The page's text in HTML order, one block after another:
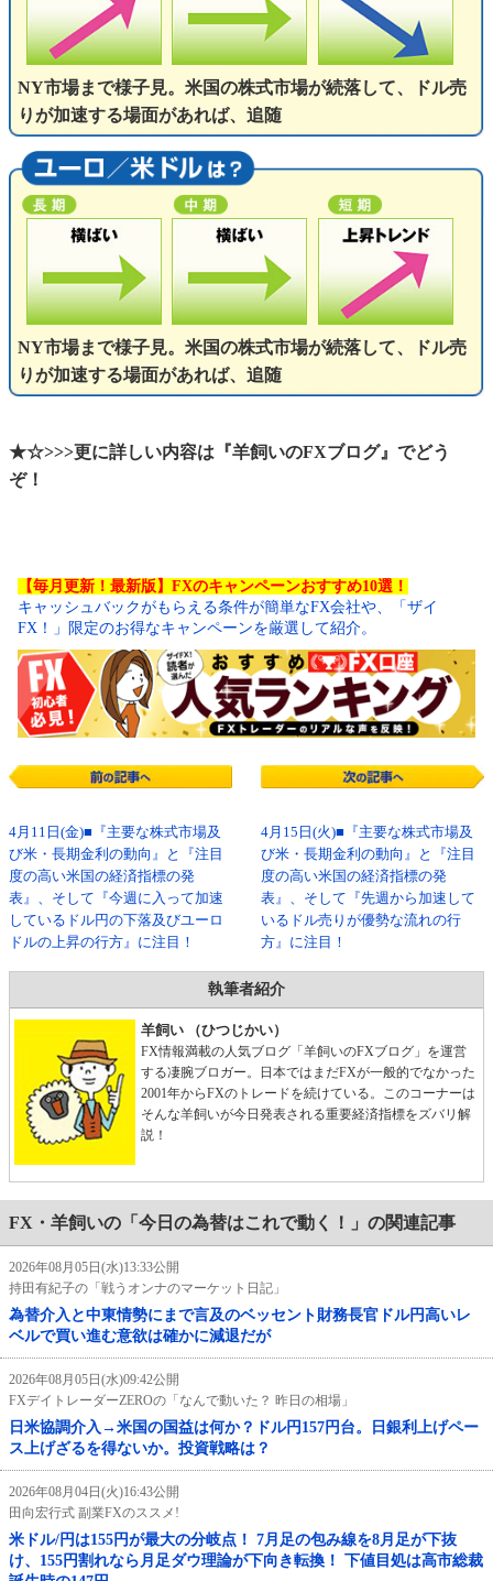
NY市場まで様子見。米国の株式市場が続落して、ドル売
りが加速する場面があれば、追随
NY市場まで様子見。米国の株式市場が続落して、ドル売
りが加速する場面があれば、追随
★☆>>>更に詳しい内容は『羊飼いのFXブログ』でどう
ぞ！
【毎月更新！最新版】FXのキャンペーンおすすめ10選！
キャッシュバックがもらえる条件が簡単なFX会社や、「ザイ
FX！」限定のお得なキャンペーンを厳選して紹介。
4月11日(金)■『主要な株式市場及
び米・長期金利の動向』と『注目
度の高い米国の経済指標の発
表』、そして『今週に入って加速
しているドル円の下落及びユーロ
ドルの上昇の行方』に注目！
4月15日(火)■『主要な株式市場及
び米・長期金利の動向』と『注目
度の高い米国の経済指標の発
表』、そして『先週から加速して
いるドル売りが優勢な流れの行
方』に注目！
執筆者紹介
羊飼い （ひつじかい）
FX情報満載の人気ブログ「羊飼いのFXブログ」を運営
する凄腕ブロガー。日本ではまだFXが一般的でなかった
2001年からFXのトレードを続けている。このコーナーは
そんな羊飼いが今日発表される重要経済指標をズバリ解
説！
FX・羊飼いの「今日の為替はこれで動く！」の関連記事
2026年08月05日(水)13:33公開
持田有紀子の「戦うオンナのマーケット日記」
為替介入と中東情勢にまで言及のベッセント財務長官ドル円高いレ
ベルで買い進む意欲は確かに減退だが
2026年08月05日(水)09:42公開
FXデイトレーダーZEROの「なんで動いた？ 昨日の相場」
日米協調介入→米国の国益は何か？ドル円157円台。日銀利上げペー
ス上げざるを得ないか。投資戦略は？
2026年08月04日(火)16:43公開
田向宏行式 副業FXのススメ!
米ドル/円は155円が最大の分岐点！ 7月足の包み線を8月足が下抜
け、155円割れなら月足ダウ理論が下向き転換！ 下値目処は高市総裁